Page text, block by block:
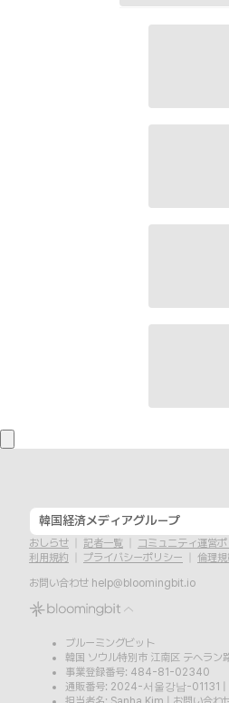
韓国経済メディアグループ
おしらせ 記者一覧
コミュニティ運営
利用規約
プライバシーポリシー
倫理
お問い合わせ help@bloomingbit.io
ブルーミングビット
韓国 ソウル特別市 江南区 テヘラン
事業登録番号: 484-81-02340
通販番号: 2024-서울강남-01131